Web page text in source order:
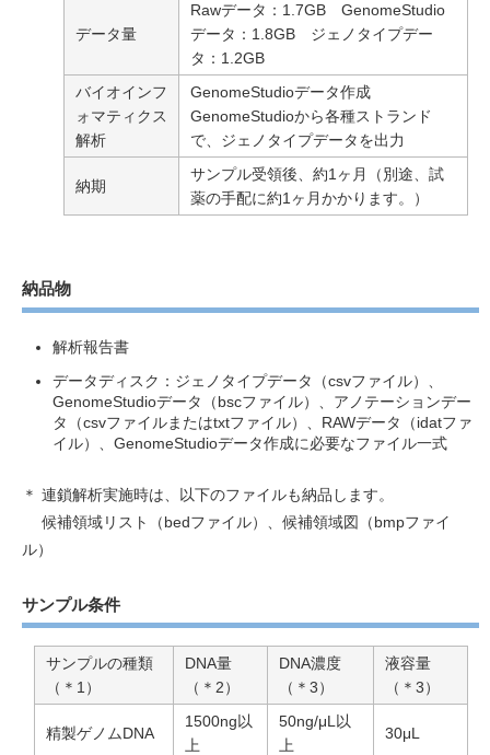
データ量
Rawデータ：1.7GB GenomeStudio
データ：1.8GB ジェノタイプデー
タ：1.2GB
バイオインフ
ォマティクス
解析
GenomeStudioデータ作成
GenomeStudioから各種ストランド
で、ジェノタイプデータを出力
納期
サンプル受領後、約1ヶ月（別途、試
薬の手配に約1ヶ月かかります。）
納品物
解析報告書
データディスク：ジェノタイプデータ（csvファイル）、
GenomeStudioデータ（bscファイル）、アノテーションデー
タ（csvファイルまたはtxtファイル）、RAWデータ（idatファ
イル）、GenomeStudioデータ作成に必要なファイル一式
＊ 連鎖解析実施時は、以下のファイルも納品します。
候補領域リスト（bedファイル）、候補領域図（bmpファイ
ル）
サンプル条件
サンプルの種類
（＊1）
DNA量
（＊2）
DNA濃度
（＊3）
液容量
（＊3）
精製ゲノムDNA
1500ng以
上
50ng/μL以
上
30μL